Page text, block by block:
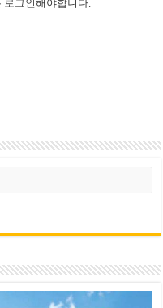
로그인해야합니다.